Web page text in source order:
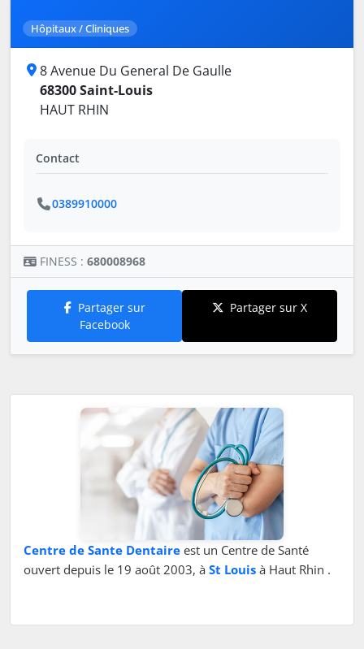
Hôpitaux / Cliniques
8 Avenue Du General De Gaulle
68300 Saint-Louis
HAUT RHIN
Contact
0389910000
FINESS : 680008968
Partager sur
Facebook
Partager sur X
Centre de Sante Dentaire est un Centre de Santé
ouvert depuis le 19 août 2003, à St Louis à Haut Rhin .